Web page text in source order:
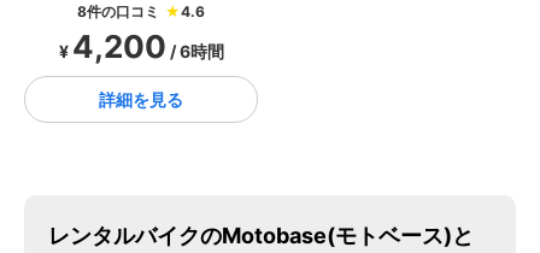
8件の口コミ ★4.6
¥ 4,200 / 6時間
詳細を見る
レンタルバイクのMotobase(モトベース)と